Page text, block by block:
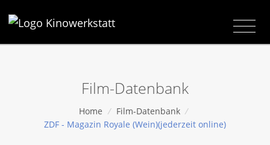
Film-Datenbank
Home / Film-Datenbank /
ZDF - Magazin Royale (Wein)(jederzeit online)